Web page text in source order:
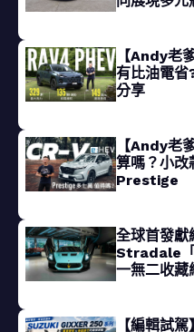
【Andy老
有比油電省
分享
【Andy老
算嗎？小
Prestige
全球首發
Stradale
一無二收藏
【編輯試